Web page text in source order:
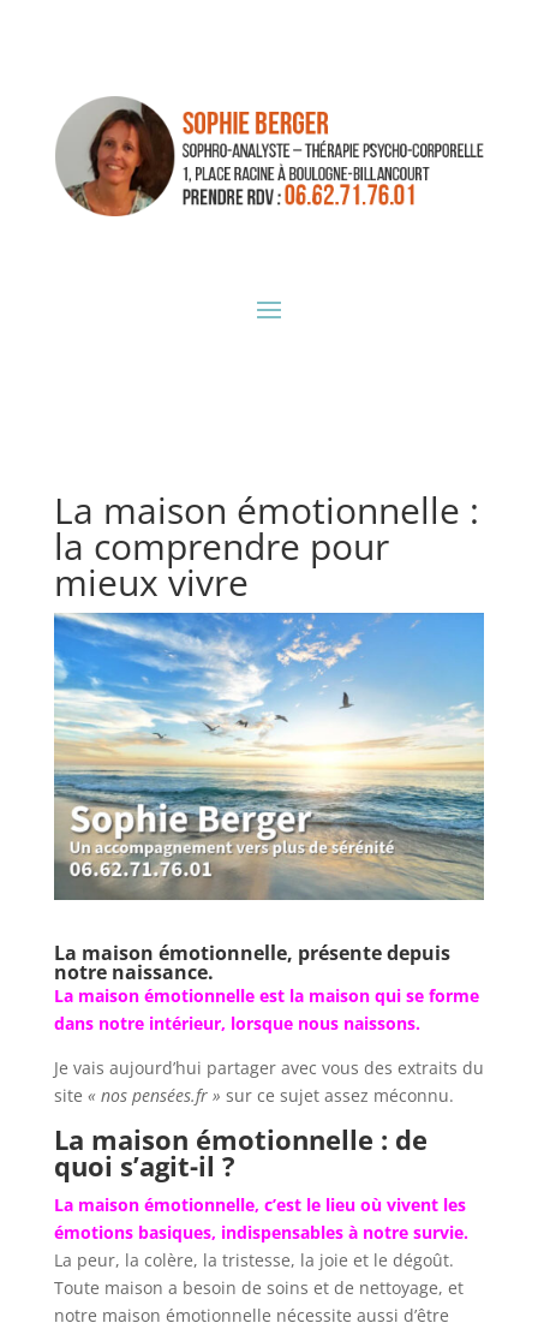
La maison émotionnelle :
la comprendre pour
mieux vivre
La maison émotionnelle, présente depuis
notre naissance.
La maison émotionnelle est la maison qui se forme
dans notre intérieur, lorsque nous naissons.
Je vais aujourd’hui partager avec vous des extraits du
site « nos pensées.fr » sur ce sujet assez méconnu.
La maison émotionnelle : de
quoi s’agit-il ?
La maison émotionnelle, c’est le lieu où vivent les
émotions basiques, indispensables à notre survie.
La peur, la colère, la tristesse, la joie et le dégoût.
Toute maison a besoin de soins et de nettoyage, et
notre maison émotionnelle nécessite aussi d’être